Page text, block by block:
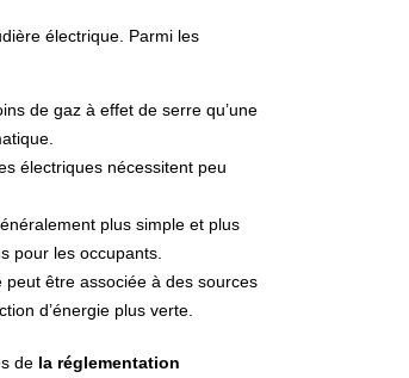
électrique. Parmi les
de gaz à effet de serre qu’une
électriques nécessitent peu
plus simple et plus
pour les occupants.
être associée à des sources
d’énergie plus verte.
de la réglementation